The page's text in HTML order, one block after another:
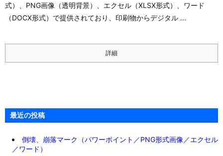
式）、PNG画像（透明背景）、エクセル（XLSX形式）、ワード
（DOCX形式）で提供されており、印刷物からデジタル ...
詳細
最近の投稿
倒壊、崩落マーク（パワーポイント／PNG形式画像／エクセル
／ワード）